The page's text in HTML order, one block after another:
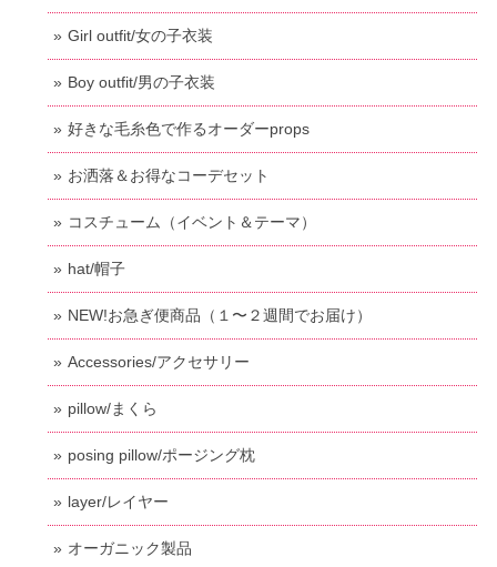
Girl outfit/女の子衣装
Boy outfit/男の子衣装
好きな毛糸色で作るオーダーprops
お洒落＆お得なコーデセット
コスチューム（イベント＆テーマ）
hat/帽子
NEW!お急ぎ便商品（１〜２週間でお届け）
Accessories/アクセサリー
pillow/まくら
posing pillow/ポージング枕
layer/レイヤー
オーガニック製品